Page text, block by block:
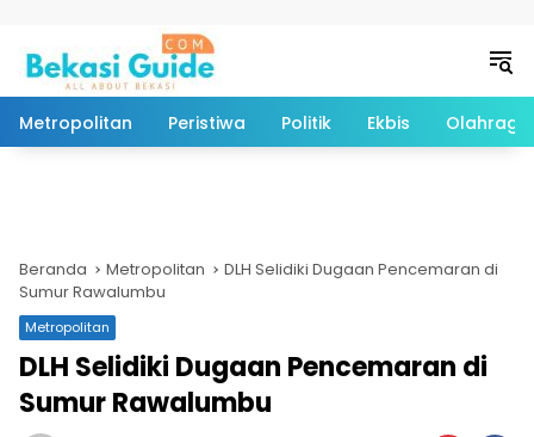
Metropolitan Peristiwa Politik Ekbis Olahraga
Beranda Metropolitan
DLH Selidiki Dugaan Pencemaran di
Sumur Rawalumbu
Metropolitan
DLH Selidiki Dugaan Pencemaran di
Sumur Rawalumbu